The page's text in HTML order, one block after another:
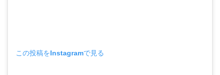
この投稿をInstagramで見る